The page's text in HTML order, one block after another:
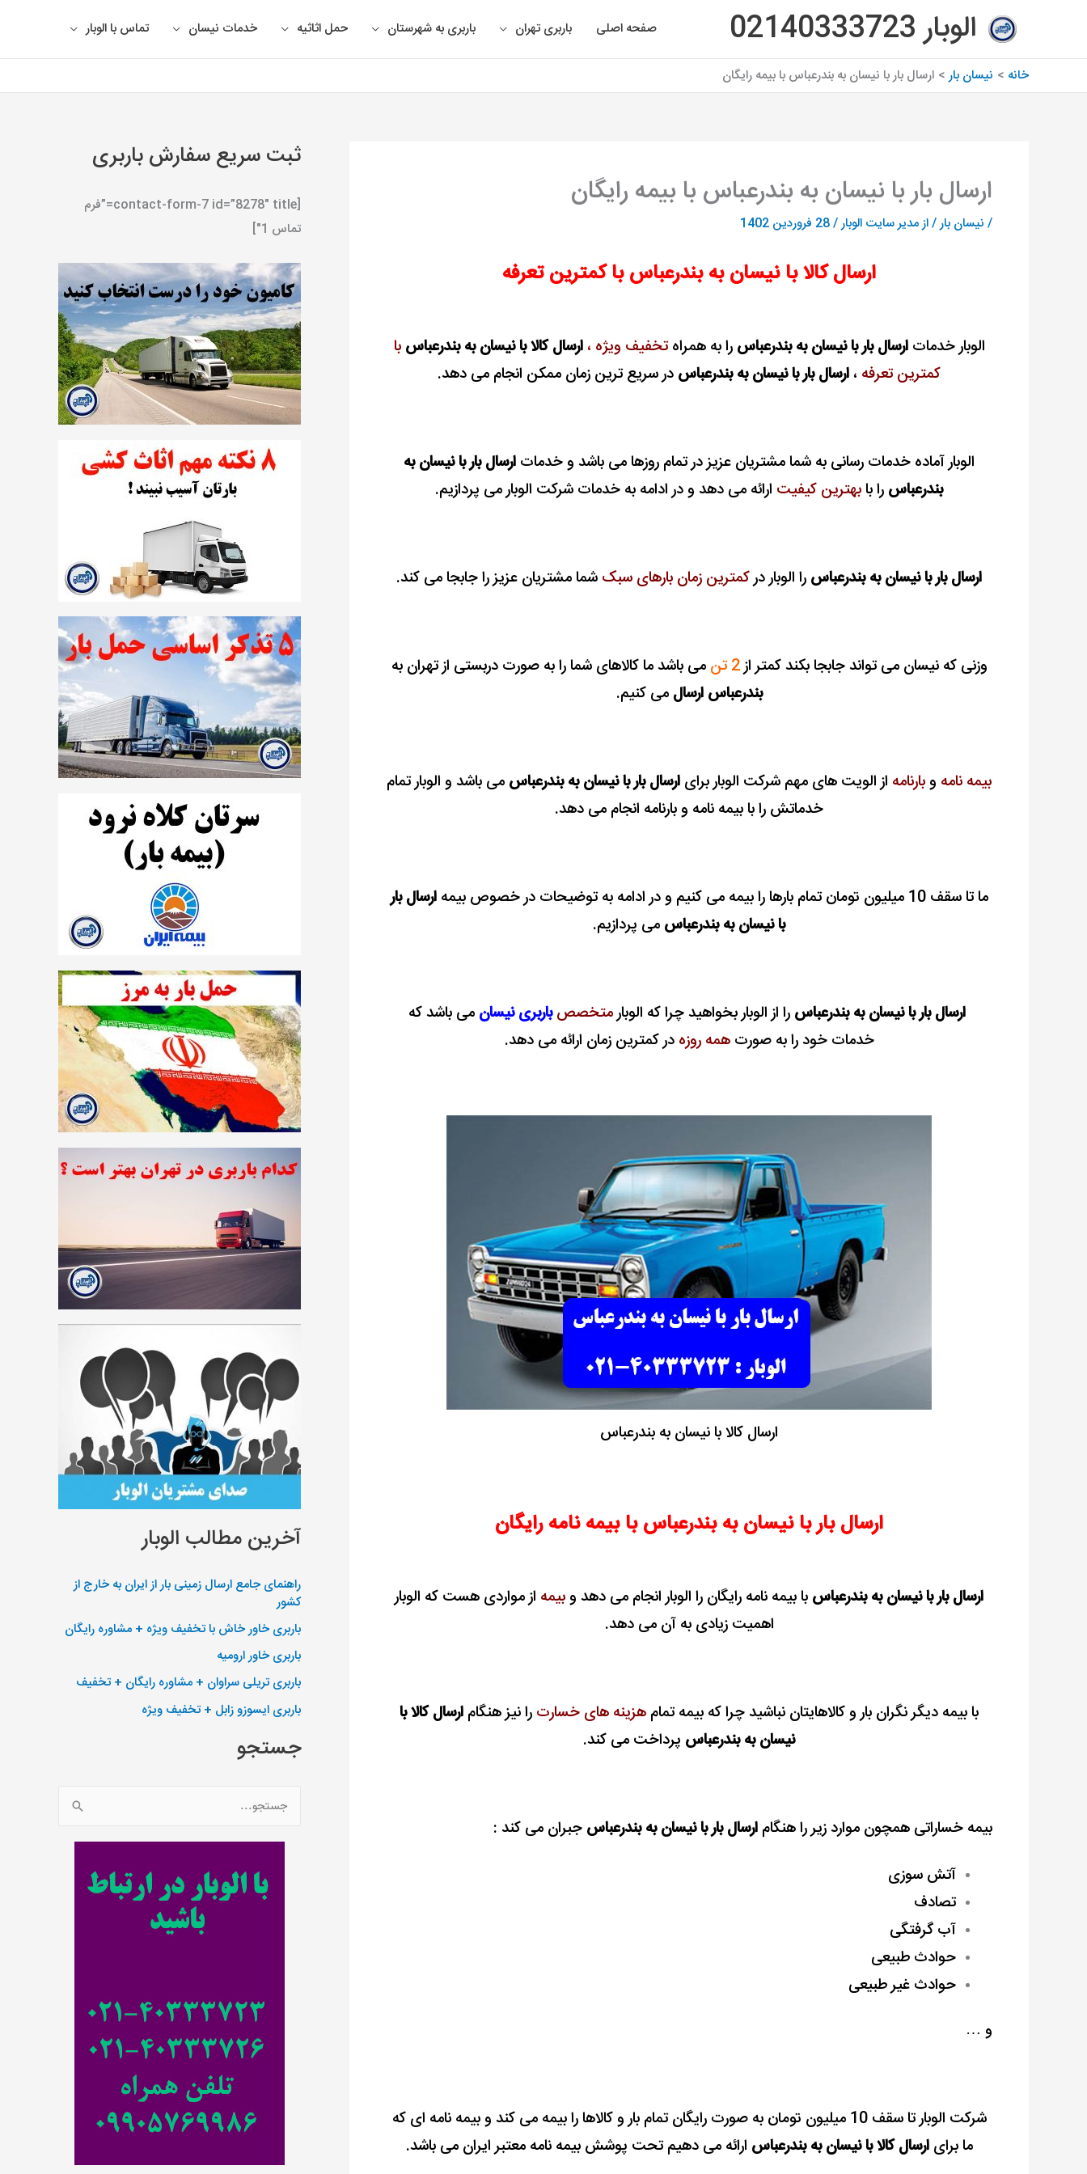
محتوا
الوبار 02140333723 صفحه اصلی باربری تهران باربری به شهرستان حمل اثاثیه خدمات نیسان تماس با الوبار
خانه نیسان بار ارسال بار با نیسان به بندرعباس با بیمه رایگان
ارسال بار با نیسان به بندرعباس با بیمه رایگان
/ نیسان بار/ ازمدیر سایت الوبار/28 فروردین 1402
ارسال کالا با نیسان به بندرعباس با کمترین تعرفه
الوبار خدمات ارسال بار با نیسان به بندرعباس را به همراهتخفیف ویژه ،ارسال کالا با نیسان به بندرعباس با
کمترین تعرفه ، ارسال بار با نیسان به بندرعباس در سریع ترین زمان ممکن انجام می دهد.
الوبار آماده خدمات رسانی به شما مشتریان عزیز در تمام روزها می باشد و خدمات ارسال بار با نیسان به
بندرعباس را بابهترین کیفیت ارائه می دهد و در ادامه به خدمات شرکت الوبار می پردازیم.
ارسال بار با نیسان به بندرعباس را الوبار درکمترین زمان بارهای سبک شما مشتریان عزیز را جابجا می کند.
وزنی که نیسان می تواند جابجا بکند کمتر از2 تن می باشدما کالاهای شما را به صورت دربستی از تهران به
بندرعباس ارسال می کنیم.
بیمه نامه وبارنامه از الویت های مهم شرکت الوبار برای ارسال بار با نیسان به بندرعباس می باشد و الوبار تمام
خدماتش را با بیمه نامه و بارنامه انجام می دهد.
ما تا سقف 10 میلیون تومان تمام بارها را بیمه می کنیم و در ادامه به توضیحات در خصوص بیمه
ارسال بار
با نیسان به بندرعباس می پردازیم.
ارسال بار با نیسان به بندرعباس را از الوبار بخواهید چرا که الوبارمتخصص باربری نیسان می باشد که
خدمات خود را به صورت همه روزه در کمترین زمان ارائه می دهد.
ارسال کالا با نیسان به بندرعباس
ارسال بار با نیسان به بندرعباس با بیمه نامه رایگان
ارسال بار با نیسان به بندرعباس با بیمه نامه رایگان را الوبار انجام می دهد وبیمه از مواردی هست که الوبار
اهمیت زیادی به آن می دهد.
با بیمه دیگر نگران بار و کالاهایتان نباشید چرا که بیمه تمام هزینه های خسارت را نیز هنگام ارسال کالا با
نیسان به بندرعباس پرداخت می کند.
بیمه خساراتی همچون موارد زیر را هنگام ارسال بار با نیسان به بندرعباس جبران می کند :
آتش سوزی
تصادف
آب گرفتگی
حوادث طبیعی
حوادث غیر طبیعی
و …
شرکت الوبار تا سقف 10 میلیون تومان به صورت رایگان تمام بار و کالاها را بیمه می کند و بیمه نامه ای که
ما برایارسال کالا با نیسان به بندرعباس ارائه می دهیم تحت پوشش بیمه نامه معتبر ایران می باشد.
ثبت سریع سفارش باربری
[contact-form-7 id=”8278″ title=”فرم
تماس 1″]
آخرین مطالب الوبار
راهنمای جامع ارسال زمینی بار از ایران به خارج از
کشور
باربری خاور خاش با تخفیف ویژه + مشاوره رایگان
باربری خاور ارومیه
باربری تریلی سراوان + مشاوره رایگان + تخفیف
باربری ایسوزو زابل + تخفیف ویژه
جستجو